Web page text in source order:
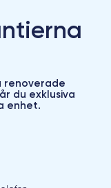
renoverade
du exklusiva
enhet.